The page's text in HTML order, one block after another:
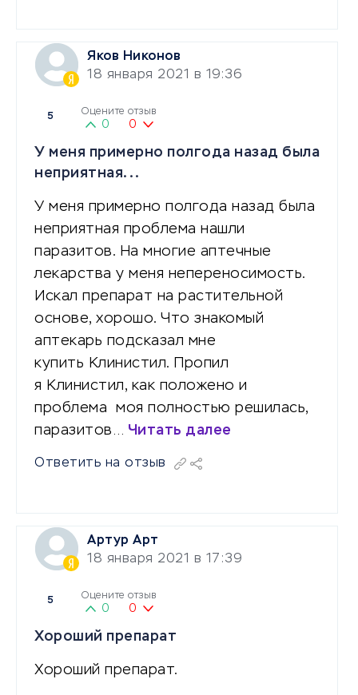
Яков Никонов
18 января 2021 в 19:36
5 Оцените отзыв
0 0
У меня примерно полгода назад была
неприятная...
У меня примерно полгода назад была
неприятная проблема нашли
паразитов. На многие аптечные
лекарства у меня непереносимость.
Искал препарат на растительной
основе, хорошо. Что знакомый
аптекарь подсказал мне
купить Клинистил. Пропил
я Клинистил, как положено и
проблема моя полностью решилась,
паразитов… Читать далее
Ответить на отзыв
Артур Арт
18 января 2021 в 17:39
5 Оцените отзыв
0 0
Хороший препарат
Хороший препарат.